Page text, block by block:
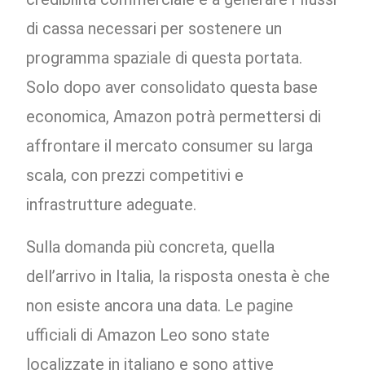
di cassa necessari per sostenere un
programma spaziale di questa portata.
Solo dopo aver consolidato questa base
economica, Amazon potrà permettersi di
affrontare il mercato consumer su larga
scala, con prezzi competitivi e
infrastrutture adeguate.
Sulla domanda più concreta, quella
dell’arrivo in Italia, la risposta onesta è che
non esiste ancora una data. Le pagine
ufficiali di Amazon Leo sono state
localizzate in italiano e sono attive